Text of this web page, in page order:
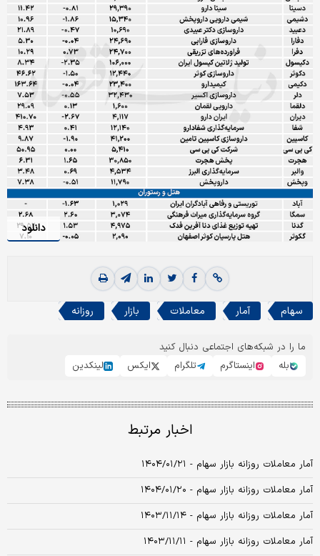
دانلود
سهام آمار معاملات بازار روزانه
ما را در شبکه‌های اجتماعی دنبال کنید
بله
اینستاگرم تلگرام ایکس لینکدین
اخبار مرتبط
آمار معاملات روزانه بازار سهام - ۱۴۰۴/۰۱/۲۱
آمار معاملات روزانه بازار سهام - ۱۴۰۴/۰۱/۲۰
آمار معاملات روزانه بازار سهام - ۱۴۰۳/۱۱/۱۴
آمار معاملات روزانه بازار سهام - ۱۴۰۳/۱۱/۱۱